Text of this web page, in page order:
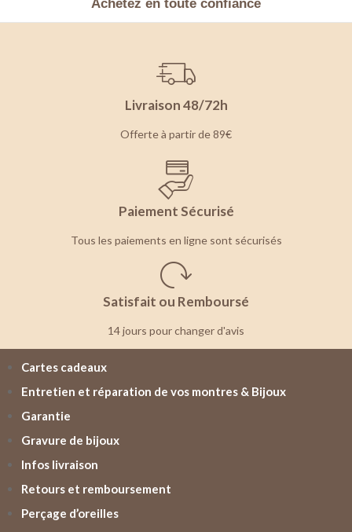
Achetez en toute confiance
Livraison 48/72h
Offerte à partir de 89€
Paiement Sécurisé
Tous les paiements en ligne sont sécurisés
Satisfait ou Remboursé
14 jours pour changer d'avis
Cartes cadeaux
Entretien et réparation de vos montres & Bijoux
Garantie
Gravure de bijoux
Infos livraison
Retours et remboursement
Perçage d’oreilles